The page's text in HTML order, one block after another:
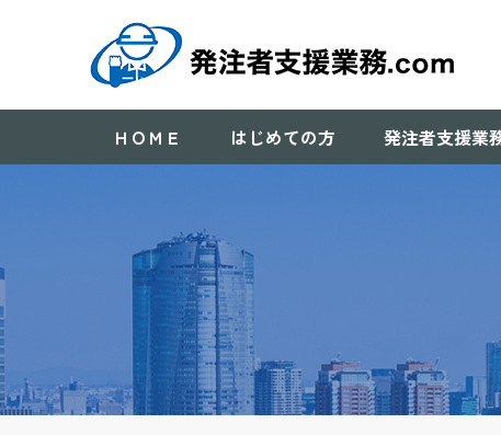
ＨＯＭＥ はじめての方 発注者支援業